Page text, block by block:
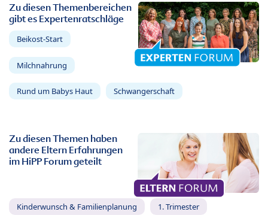
Zu diesen Themenbereichen
gibt es Expertenratschläge
Beikost-Start
Milchnahrung
Rund um Babys Haut Schwangerschaft
Zu diesen Themen haben
andere Eltern Erfahrungen
im HiPP Forum geteilt
Kinderwunsch & Familienplanung 1. Trimester